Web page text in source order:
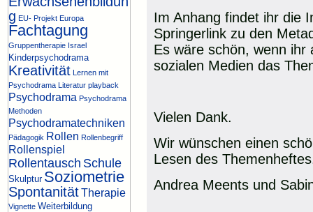
Im Anhang findet ihr die
Springerlink zu den
Es wäre schön, wenn ihr
sozialen Medien das
Vielen Dank.
Wir wünschen einen
Lesen des
Andrea Meents und
g EU- Projekt Europa
Fachtagung
Gruppentherapie Israel
Kinderpsychodrama
Kreativität Lernen mit
Psychodrama Literatur playback
Psychodrama Psychodrama
Methoden
Psychodramatechniken
Pädagogik Rollen Rollenbegriff
Rollenspiel
Rollentausch Schule
Skulptur Soziometrie
SpontanitätTherapie
Vignette Weiterbildung